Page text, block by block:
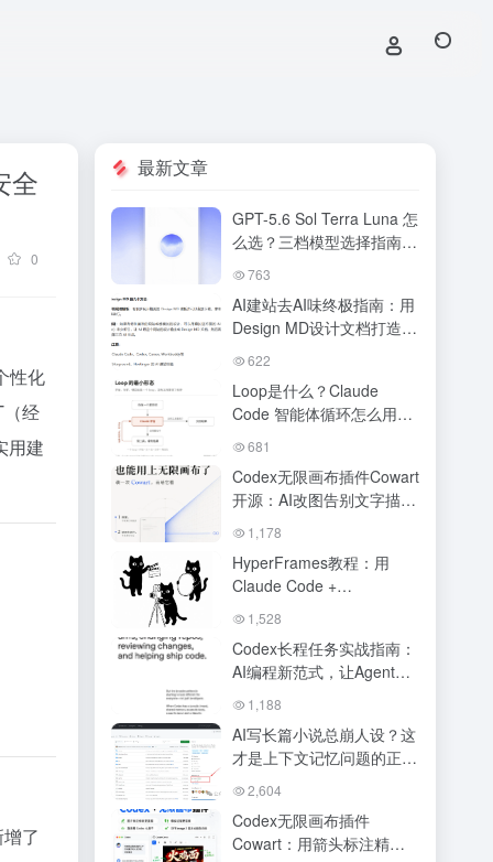
全
0
性化
（经
用建
了
最新文章
GPT-5.6 Sol Terra Luna 怎
么选？三档模型选择指南与
搭配策略详解
763
AI建站去AI味终极指南：用
Design MD设计文档打造不
落俗套的独立站
622
Loop是什么？Claude
Code 智能体循环怎么用？
Loop Engineering 完整入
681
Codex无限画布插件Cowart
开源：AI改图告别文字描
述，画圈标注指哪打哪
1,178
HyperFrames教程：用
Claude Code +
HyperFrames预设工作
流，3大模板一键生成AI视
频
1,528
Codex长程任务实战指南：
AI编程新范式，让Agent替
你全天候工作
1,188
AI写长篇小说总崩人设？这
才是上下文记忆问题的正确
解法
2,604
Codex无限画布插件
Cowart：用箭头标注精准